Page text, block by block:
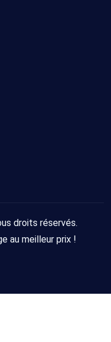
droits réservés.
au meilleur prix !